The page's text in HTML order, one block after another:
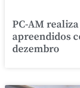
PC-AM
apreendidos
dezembro